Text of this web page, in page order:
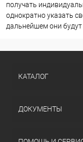
получать
однократно указать
дальнейшем они будут
КАТАЛОГ
ДОКУМЕНТЫ